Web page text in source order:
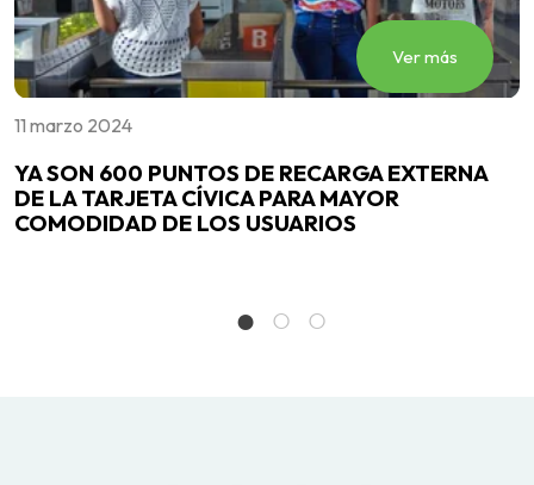
Ver más
11 marzo 2024
YA SON 600 PUNTOS DE RECARGA EXTERNA
DE LA TARJETA CÍVICA PARA MAYOR
COMODIDAD DE LOS USUARIOS